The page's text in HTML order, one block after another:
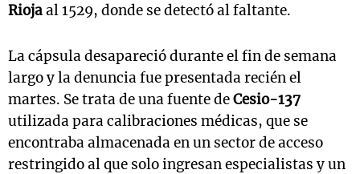
Riojaal 1529, donde se detectó al faltante.
La cápsula desapareció durante el fin de semana
largo y la denuncia fue presentada recién el
martes. Se trata de una fuente deCesio-137
utilizada para calibraciones médicas, que se
encontraba almacenada en un sector de acceso
restringido al que solo ingresan especialistas y un